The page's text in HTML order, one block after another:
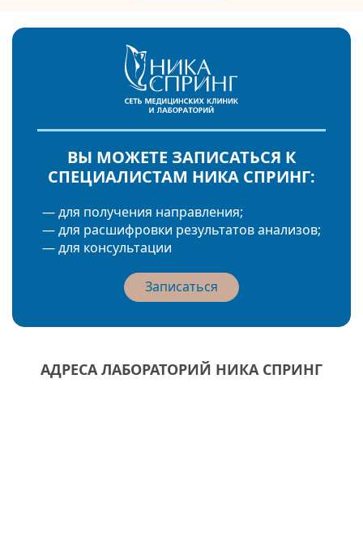
ВЫ МОЖЕТЕ ЗАПИСАТЬСЯ К
СПЕЦИАЛИСТАМ НИКА СПРИНГ:
— для получения направления;
— для расшифровки результатов анализов;
— для консультации
Записаться
АДРЕСА ЛАБОРАТОРИЙ НИКА СПРИНГ